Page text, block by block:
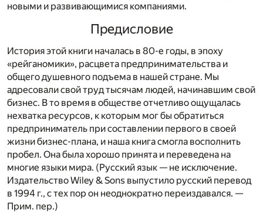
новыми и развивающимися компаниями.
Предисловие
История этой книги началась в 80-е годы, в эпоху
«рейганомики», расцвета предпринимательства и
общего душевного подъема в нашей стране. Мы
адресовали свой труд тысячам людей, начинавшим свой
бизнес. В то время в обществе отчетливо ощущалась
нехватка ресурсов, к которым мог бы обратиться
предприниматель при составлении первого в своей
жизни бизнес-плана, и наша книга смогла восполнить
пробел. Она была хорошо принята и переведена на
многие языки мира. (Русский язык — не исключение.
Издательство Wiley & Sons выпустило русский перевод
в 1994 г., с тех пор он неоднократно переиздавался. —
Прим. пер.)